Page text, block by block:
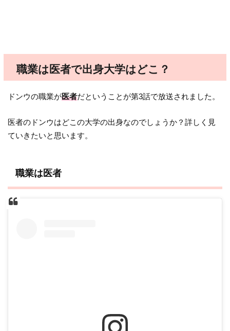
職業は医者で出身大学はどこ？
ドンウの職業が医者だということが第3話で放送されました。
医者のドンウはどこの大学の出身なのでしょうか？詳しく見
ていきたいと思います。
職業は医者